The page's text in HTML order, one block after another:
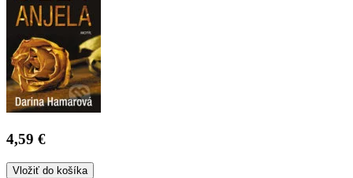
4,59 €
Vložiť do košíka